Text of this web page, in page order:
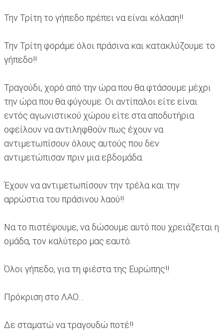
Την Τρίτη το γήπεδο πρέπει να είναι κόλαση!!
Την Τρίτη φοράμε όλοι πράσινα και κατακλύζουμε το
γήπεδο!!
Τραγούδι, χορό από την ώρα που θα φτάσουμε μέχρι
την ώρα που θα φύγουμε. Οι αντίπαλοι είτε είναι
εντός αγωνιστικού χώρου είτε στα αποδυτήρια
οφείλουν να αντιληφθούν πως έχουν να
αντιμετωπίσουν όλους αυτούς που δεν
αντιμετώπισαν πριν μια εβδομάδα.
Έχουν να αντιμετωπίσουν την τρέλα και την
αρρώστια του πράσινου λαού!!
Να το πιστέψουμε, να δώσουμε αυτό που χρειάζεται η
ομάδα, τον καλύτερο μας εαυτό.
Όλοι γήπεδο, για τη φιέστα της Ευρώπης!!
Πρόκριση στο ΛΑΟ…
Δε σταματώ να τραγουδώ ποτέ!!